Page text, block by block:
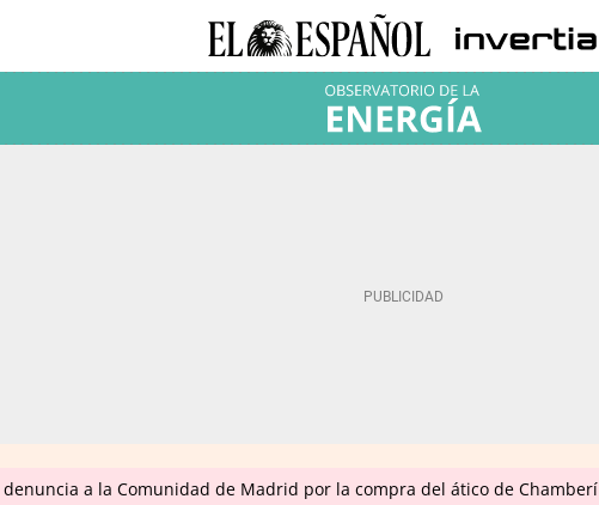
denuncia a la Comunidad de Madrid por la compra del ático de Chamberí